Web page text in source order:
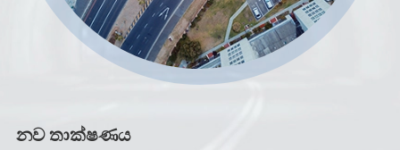
නව තාක්ෂණය